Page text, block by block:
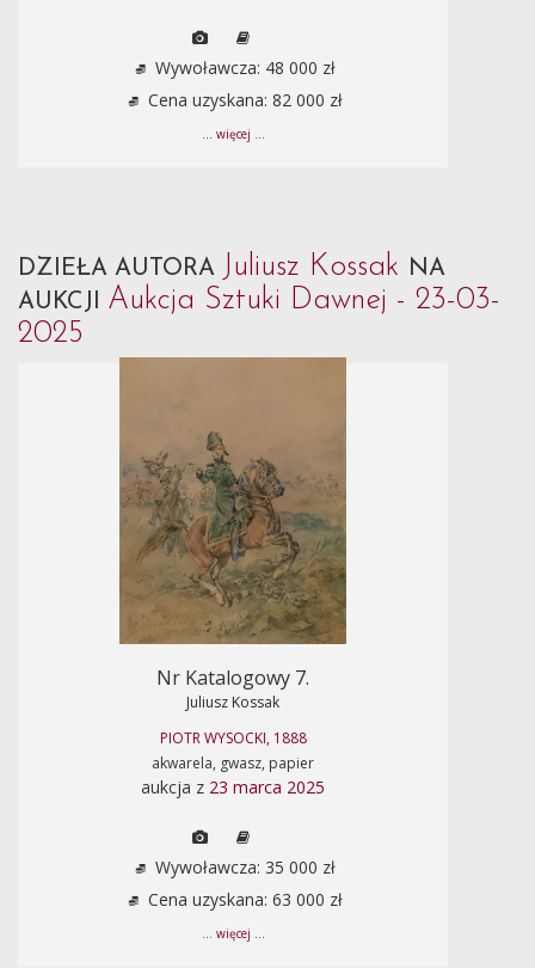
Wywoławcza: 48 000 zł
Cena uzyskana: 82 000 zł
... więcej ...
DZIEŁA AUTORA Juliusz Kossak NA
AUKCJI Aukcja Sztuki Dawnej - 23-03-
2025
Nr Katalogowy 7.
Juliusz Kossak
PIOTR WYSOCKI, 1888
akwarela, gwasz, papier
aukcja z 23 marca 2025
Wywoławcza: 35 000 zł
Cena uzyskana: 63 000 zł
... więcej ...